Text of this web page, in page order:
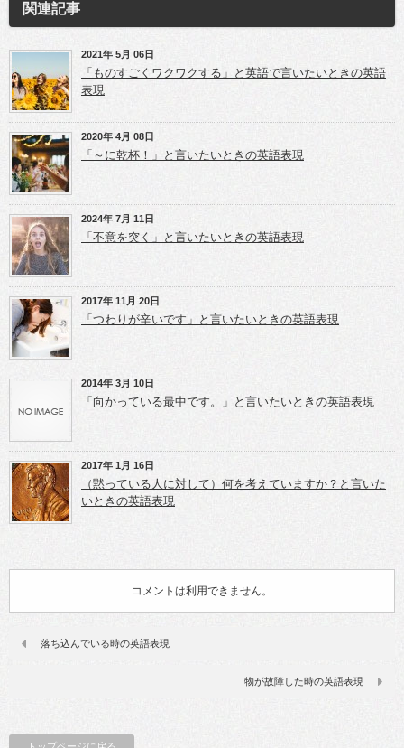
k
で
(新
い
ウ
ィ
ン
ド
ウ
で
開
き
ま
す)
w
i
e
で
共
有
(新
し
い
ウ
ィ
ン
ド
ウ
で
開
き
ま
す)
o
e
+
で
共
有
し
い
ウ
ィ
ン
開
き
ま
す)
関連記事
2021年 5月 06日
「ものすごくワクワクする」と英語で言いたいときの英語
表現
2020年 4月 08日
「～に乾杯！」と言いたいときの英語表現
2024年 7月 11日
「不意を突く」と言いたいときの英語表現
2017年 11月 20日
「つわりが辛いです」と言いたいときの英語表現
2014年 3月 10日
「向かっている最中です。」と言いたいときの英語表現
2017年 1月 16日
（黙っている人に対して）何を考えていますか？と言いた
いときの英語表現
コメントは利用できません。
落ち込んでいる時の英語表現
物が故障した時の英語表現